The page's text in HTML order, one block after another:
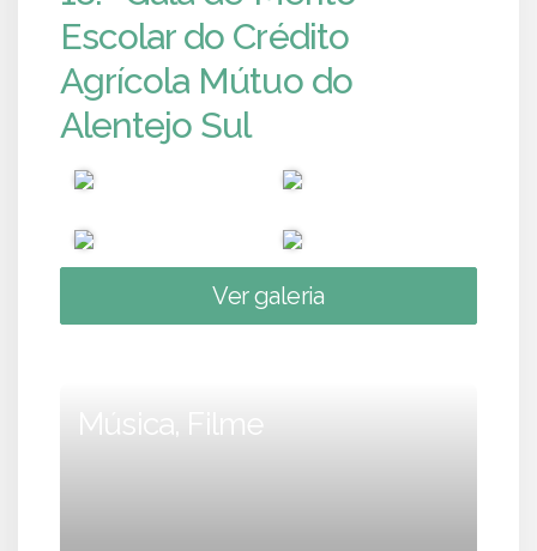
Escolar do Crédito
Agrícola Mútuo do
Alentejo Sul
Ver galeria
Música, Filme